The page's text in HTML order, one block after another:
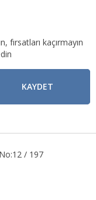
kaçırmayın
KAYDET
/ 197